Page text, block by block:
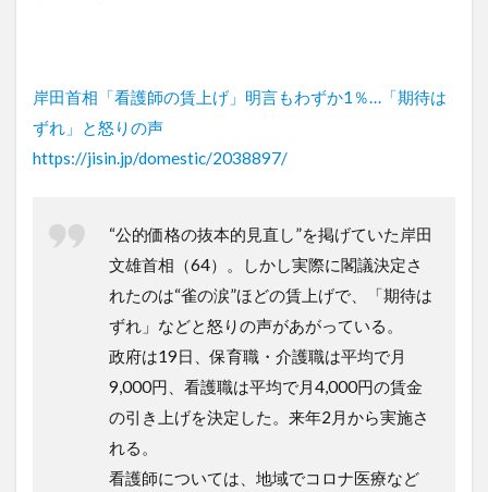
岸田首相「看護師の賃上げ」明言もわずか1％…「期待は
ずれ」と怒りの声
https://jisin.jp/domestic/2038897/
“公的価格の抜本的見直し”を掲げていた岸田
文雄首相（64）。しかし実際に閣議決定さ
れたのは“雀の涙”ほどの賃上げで、「期待は
ずれ」などと怒りの声があがっている。
政府は19日、保育職・介護職は平均で月
9,000円、看護職は平均で月4,000円の賃金
の引き上げを決定した。来年2月から実施さ
れる。
看護師については、地域でコロナ医療など